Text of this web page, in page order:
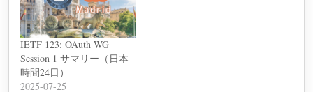
IETF 123: OAuth WG
Session 1 サマリー（日本
時間24日）
2025-07-25